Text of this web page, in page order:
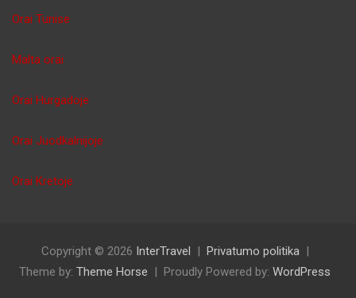
Orai Tunise
Malta orai
Orai Hurgadoje
Orai Juodkalnijoje
Orai Kretoje
Copyright © 2026 InterTravel
Privatumo politika
Theme by: Theme Horse Proudly Powered by: WordPress